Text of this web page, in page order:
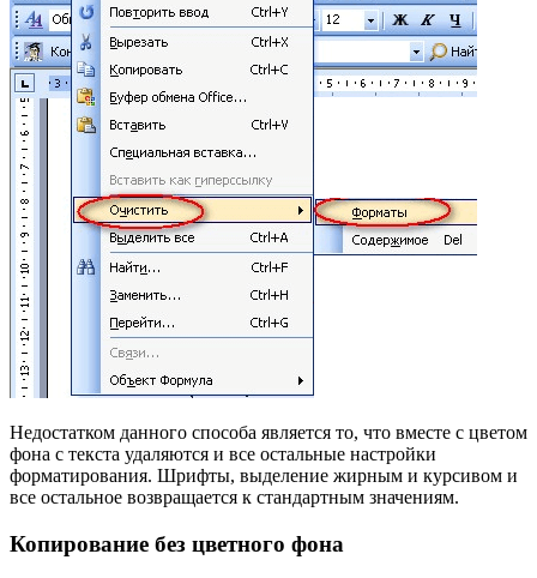
Недостатком данного способа является то, что вместе с цветом
фона с текста удаляются и все остальные настройки
форматирования. Шрифты, выделение жирным и курсивом и
все остальное возвращается к стандартным значениям.
Копирование без цветного фона